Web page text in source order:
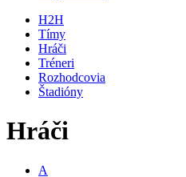
H2H
Tímy
Hráči
Tréneri
Rozhodcovia
Štadióny
Hráči
A